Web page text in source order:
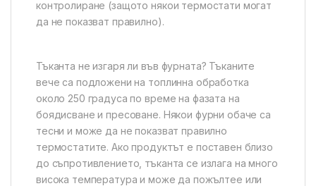
контролиране (защото някои термостати могат
да не показват правилно).
Тъканта не изгаря ли във фурната? Тъканите
вече са подложени на топлинна обработка
около 250 градуса по време на фазата на
боядисване и пресоване. Някои фурни обаче са
тесни и може да не показват правилно
термостатите. Ако продуктът е поставен близо
до съпротивлението, тъканта се излага на много
висока температура и може да пожълтее или